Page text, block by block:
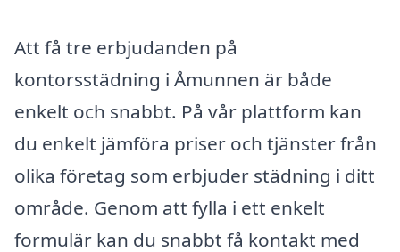
Att få tre erbjudanden på
kontorsstädning i Åmunnen är både
enkelt och snabbt. På vår plattform kan
du enkelt jämföra priser och tjänster från
olika företag som erbjuder städning i ditt
område. Genom att fylla i ett enkelt
formulär kan du snabbt få kontakt med